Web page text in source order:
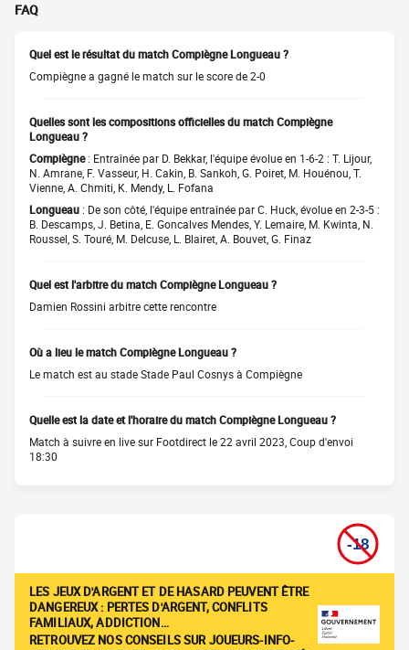
FAQ
Quel est le résultat du match Compiègne Longueau ?
Compiègne a gagné le match sur le score de 2-0
Quelles sont les compositions officielles du match Compiègne
Longueau ?
Compiègne: Entraînée par D. Bekkar, l'équipe évolue en 1-6-2 : T. Lijour,
N. Amrane, F. Vasseur, H. Cakin, B. Sankoh, G. Poiret, M. Houénou, T.
Vienne, A. Chmiti, K. Mendy, L. Fofana
Longueau : De son côté, l'équipe entraînée par C. Huck, évolue en 2-3-5 :
B. Descamps, J. Betina, E. Goncalves Mendes, Y. Lemaire, M. Kwinta, N.
Roussel, S. Touré, M. Delcuse, L. Blairet, A. Bouvet, G. Finaz
Quel est l'arbitre du match Compiègne Longueau ?
Damien Rossini arbitre cette rencontre
Où a lieu le match Compiègne Longueau ?
Le match est au stade Stade Paul Cosnys à Compiègne
Quelle est la date et l'horaire du match Compiègne Longueau ?
Match à suivre en live sur Footdirect le 22 avril 2023, Coup d'envoi
18:30
LES JEUX D'ARGENT ET DE HASARD PEUVENT ÊTRE
DANGEREUX : PERTES D'ARGENT, CONFLITS
FAMILIAUX, ADDICTION…
RETROUVEZ NOS CONSEILS SUR JOUEURS-INFO-